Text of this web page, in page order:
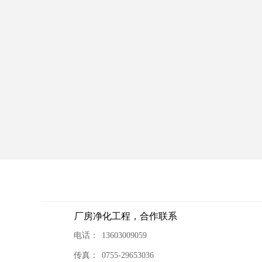
电话： 13603009059
传真： 0755-29653036
厂房净化工程，合作联系